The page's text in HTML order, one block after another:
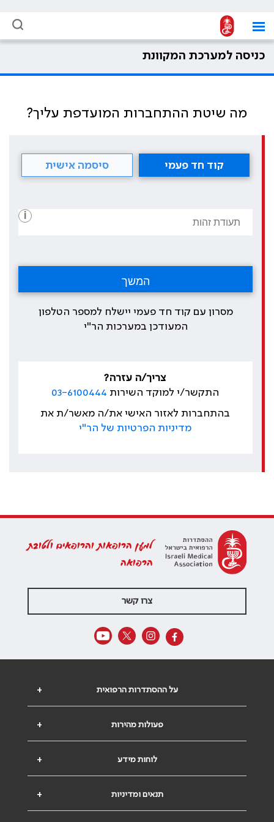
כניסה למערכת המקוונת
מה שיטת ההתחברות המועדפת עליך?
קוד חד פעמי סיסמה אישית
i
מסרון עם קוד חד פעמי יישלח למספר הטלפון
המעודכן במערכות הר"י
צריך/ה עזרה?
התקשר/י למוקד השירות 03-6100444
בהתחברות לאזור האישי את/ה מאשר/ת את
מדיניות הפרטיות של הר"י
למען הרופאות והרופאים ולטובת
הרפואה
צרו קשר
+ על ההסתדרות הרפואית
+ פעולות מהירות
+ לוחות מידע
+ תנאים ומדיניות